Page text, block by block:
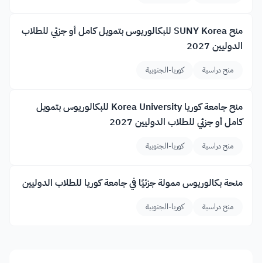
منح SUNY Korea للبكالوريوس بتمويل كامل أو جزئي للطلاب
الدوليين 2027
منح دراسية كوريا-الجنوبية
منح جامعة كوريا Korea University للبكالوريوس بتمويل
كامل أو جزئي للطلاب الدوليين 2027
منح دراسية كوريا-الجنوبية
منحة بكالوريوس ممولة جزئيًا في جامعة كوريا للطلاب الدوليين
منح دراسية كوريا-الجنوبية